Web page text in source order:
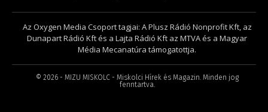
Az Oxygen Media Csoport tagjai: A Plusz Rádió Nonprofit Kft, az
Dunapart Rádió Kft és a Lajta Rádió Kft az MTVA és a Magyar
Média Mecanatúra támogatottja.
© 2026- MIZU MISKOLC - Miskolci Hírek és Magazin. Minden jog
fenntartva.